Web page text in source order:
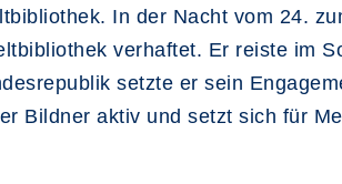
In der Nacht vom 24.
verhaftet. Er reiste im
setzte er sein
Bildner aktiv und setzt sich für